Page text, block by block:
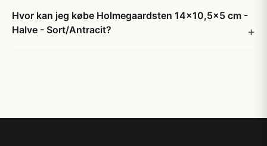
Hvor kan jeg købe Holmegaardsten 14x10,5x5 cm -
Halve - Sort/Antracit?